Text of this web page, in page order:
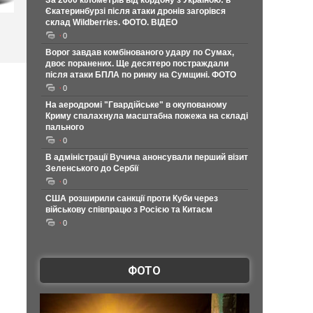
Єкатеринбурзі після атаки дронів загорівся
склад Wildberries. ФОТО. ВІДЕО
0
Ворог завдав комбінованого удару по Сумах,
двоє поранених. Ще десятеро постраждали
після атаки БПЛА по ринку на Сумщині. ФОТО
0
На аеродромі "Гвардійське" в окупованому
Криму спалахнула масштабна пожежа на складі
пального
0
В адміністрації Вучича анонсували перший візит
Зеленського до Сербії
0
США розширили санкції проти Куби через
військову співпрацю з Росією та Китаєм
0
ФОТО